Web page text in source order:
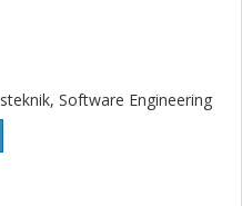
Software Engineering